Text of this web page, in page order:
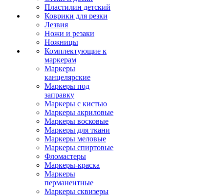
Пластилин детский
Коврики для резки
Лезвия
Ножи и резаки
Ножницы
Комплектующие к
маркерам
Маркеры
канцелярские
Маркеры под
заправку
Маркеры с кистью
Маркеры акриловые
Маркеры восковые
Маркеры для ткани
Маркеры меловые
Маркеры спиртовые
Фломастеры
Маркеры-краска
Маркеры
перманентные
Маркеры сквизеры